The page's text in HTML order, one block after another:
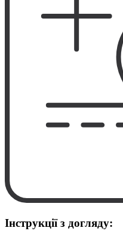
Інструкції з догляду: